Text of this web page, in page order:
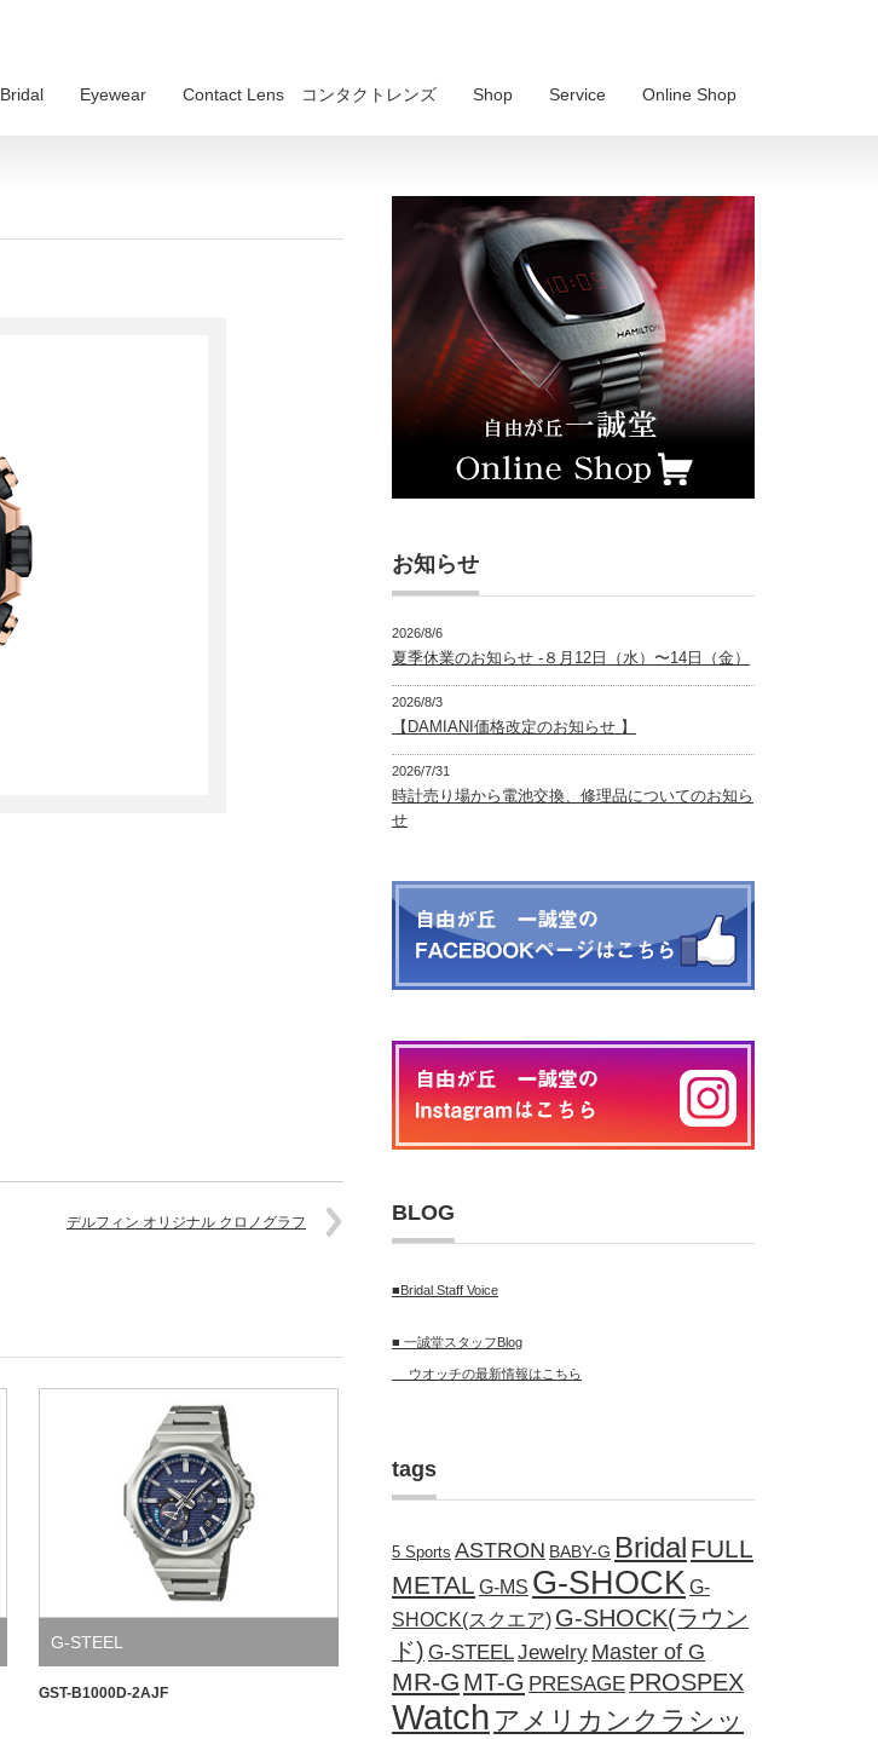
Bridal Eyewear Contact Lens コンタクトレンズ Shop Service Online Shop
デルフィン オリジナル クロノグラフ
G-STEEL
GST-B1000D-2AJF
お知らせ
2026/8/6
夏季休業のお知らせ -８月12日（水）〜14日（金）
2026/8/3
【DAMIANI価格改定のお知らせ 】
2026/7/31
時計売り場から電池交換、修理品についてのお知ら
せ
BLOG
■Bridal Staff Voice
■ 一誠堂スタッフBlog
ウオッチの最新情報はこちら
tags
5 Sports ASTRON BABY-G Bridal FULL
METAL G-MS G-SHOCKG-
SHOCK(スクエア) G-SHOCK(ラウン
ド) G-STEELJewelry Master of G
MR-G MT-G PRESAGE PROSPEX
Watch アメリカンクラシッ